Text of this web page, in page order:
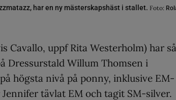
har en ny mästerskapshäst i stallet. Foto:
Cavallo, uppf Rita Westerholm) har
Dressurstald Willum Thomsen i
högsta nivå på ponny, inklusive EM-
tävlat EM och tagit SM-silver.